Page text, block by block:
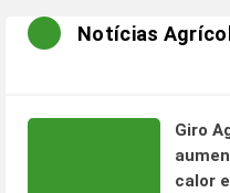
Notícias
Giro
calor